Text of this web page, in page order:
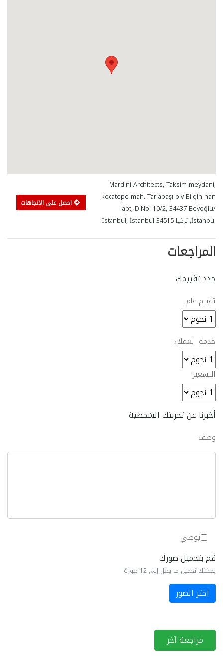
Mardini Architects, Taksim meydani,
kocatepe mah. Tarlabaşı blv Bilgin han
apt, D:No: 10/2, 34437 Beyoğlu/
İstanbul, تركيا Istanbul, İstanbul 34515
احصل على الاتجاهات
المراجعات
حدد تقييمك
تقييم عام
خدمة العملاء
التسعير
أخبرنا عن تجربتك الشخصية
وصف
يوصي
قم بتحميل صورك
يمكنك تحميل ما يصل إلى 12 صورة
اختر الصور
مراجعة آخر